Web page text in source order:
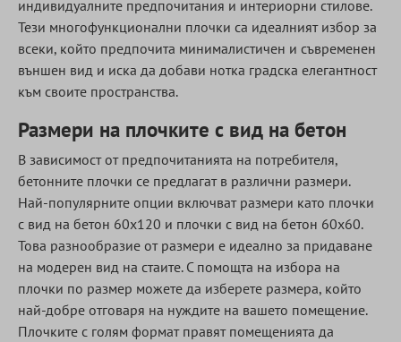
индивидуалните предпочитания и интериорни стилове.
Тези многофункционални плочки са идеалният избор за
всеки, който предпочита минималистичен и съвременен
външен вид и иска да добави нотка градска елегантност
към своите пространства.
Размери на плочките с вид на бетон
В зависимост от предпочитанията на потребителя,
бетонните плочки се предлагат в различни размери.
Най-популярните опции включват размери като плочки
с вид на бетон 60x120 и плочки с вид на бетон 60x60.
Това разнообразие от размери е идеално за придаване
на модерен вид на стаите. С помощта на избора на
плочки по размер можете да изберете размера, който
най-добре отговаря на нуждите на вашето помещение.
Плочките с голям формат правят помещенията да